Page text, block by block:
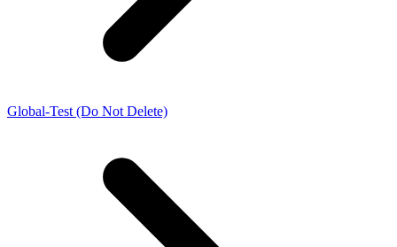
Global-Test (Do Not Delete)